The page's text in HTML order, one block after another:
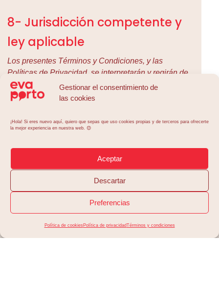
Gestionar el consentimiento de
las cookies
¡Hola! Si eres nuevo aquí, quiero que sepas que uso cookies propias y de terceros para ofrecerte
la mejor experiencia en nuestra web. 😊
Aceptar
Descartar
Preferencias
Política de cookiesPolítica de privacidadTérminos y condiciones
8- Jurisdicción competente y
ley aplicable
Los presentes Términos y Condiciones, y las
Políticas de Privacidad, se interpretarán y regirán de
conformidad con la legislación española. En caso de
controversia, se resolverá mediante un Arbitraje de
Comercio e Industria de A Coruña, con la renuncia
expresa a cualquier otro fuero que pudiera
Términos y condiciones